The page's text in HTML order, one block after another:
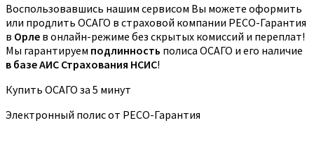
Воспользовавшись нашим сервисом Вы можете оформить
или продлить ОСАГО в страховой компании РЕСО-Гарантия
в Орле в онлайн-режиме без скрытых комиссий и переплат!
Мы гарантируем подлинность полиса ОСАГО и его наличие
в базе АИС Страхования НСИС!
Купить ОСАГО за 5 минут
Электронный полис от РЕСО-Гарантия